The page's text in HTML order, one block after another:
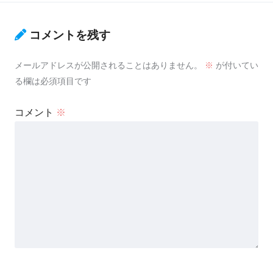
コメントを残す
メールアドレスが公開されることはありません。 ※ が付いてい
る欄は必須項目です
コメント ※